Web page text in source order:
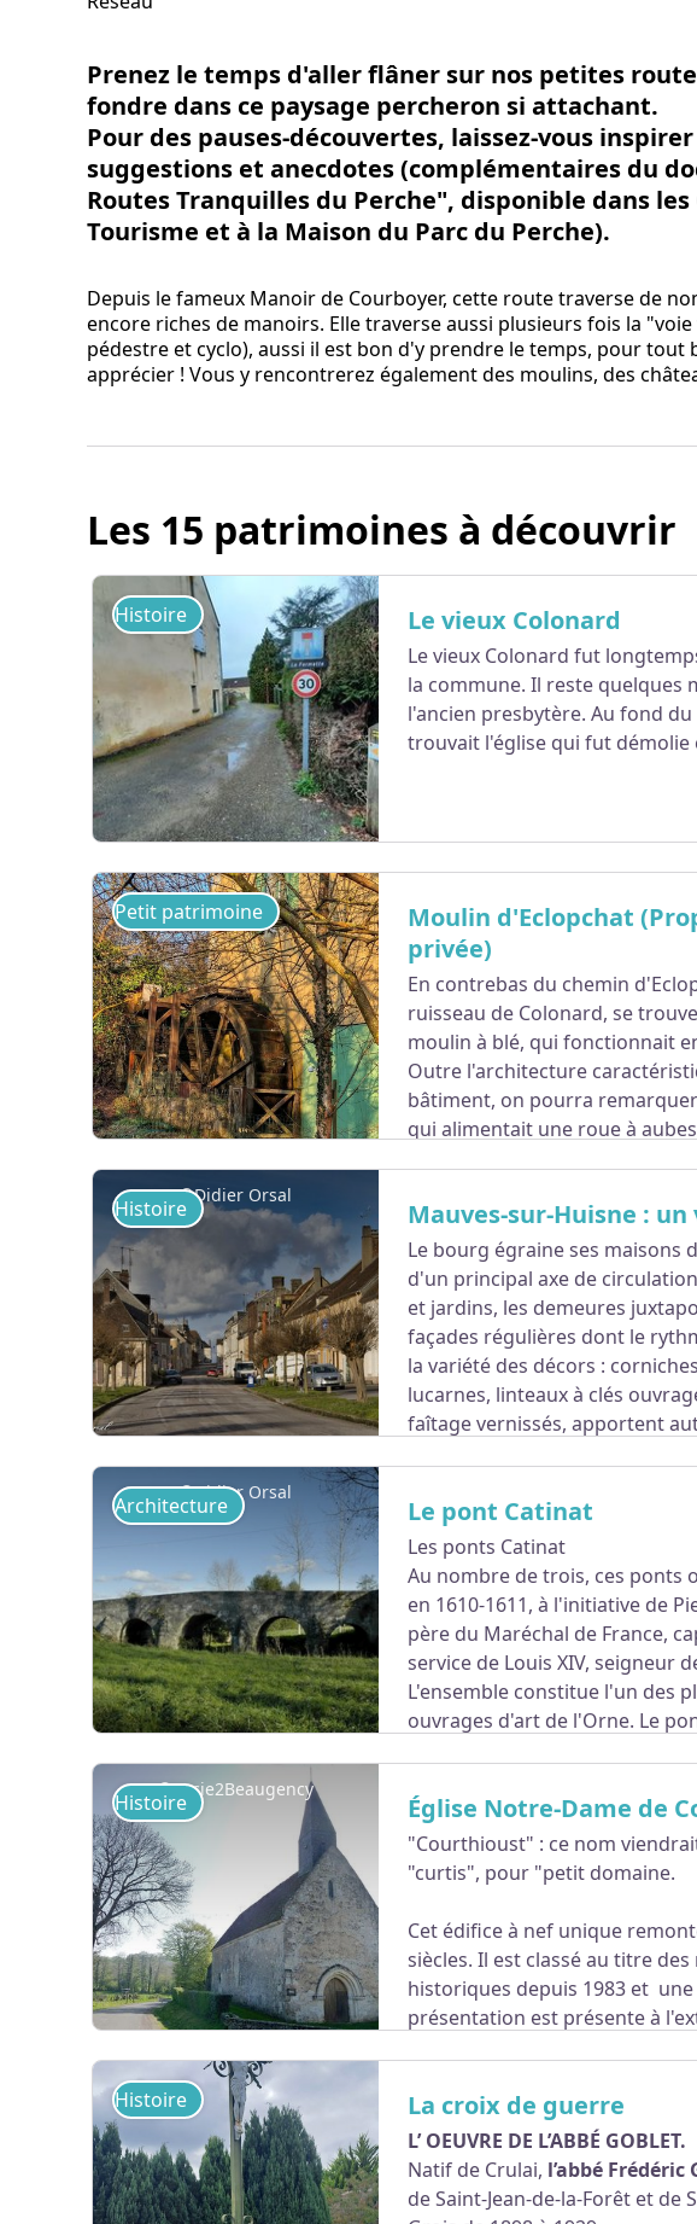
Prenez le temps d'aller flâner sur nos petites
fondre dans ce paysage percheron si attachant.
Pour des pauses-découvertes, laissez-vous
suggestions et anecdotes (complémentaires du
Routes Tranquilles du Perche", disponible dans les
Tourisme et à la Maison du Parc du Perche).
Depuis le fameux Manoir de Courboyer, cette route traverse de
encore riches de manoirs. Elle traverse aussi plusieurs fois la
pédestre et cyclo), aussi il est bon d'y prendre le temps, pour tout
apprécier ! Vous y rencontrerez également des moulins, des
Les 15 patrimoines à découvrir
Voir l'image en plein écran
Histoire Le vieux Colonard
Le vieux Colonard fut
la commune. Il reste quelques
l'ancien presbytère. Au fond
trouvait l'église qui fut démolie
Voir l'image en plein écran
Petit patrimoine
Moulin d'Eclopchat
privée)
En contrebas du chemin
ruisseau de Colonard, se
moulin à blé, qui fonctionnait
Outre l'architecture
bâtiment, on pourra
qui alimentait une roue à
Propriété privée : s'observe depuis la voie publique.
©Didier Orsal
Voir l'image en plein écran
Histoire Mauves-sur-Huisne :
Le bourg égraine ses maisons
d'un principal axe de
et jardins, les demeures
façades régulières dont le
la variété des décors :
lucarnes, linteaux à clés
faîtage vernissés, apportent
Inventaire du patrimoine bâti de la commune disponible
©Didier Orsal
Voir l'image en plein écran
Architecture Le pont Catinat
Les ponts Catinat
Au nombre de trois, ces ponts
en 1610-1611, à l'initiative de
père du Maréchal de France,
service de Louis XIV, seigneur
L'ensemble constitue l'un des
ouvrages d'art de l'Orne. Le
deux parapets, repose sur des piles protégées par des becs
©Lucie2Beaugency
Voir l'image en plein écran
Histoire Église Notre-Dame de
"Courthioust" : ce nom
"curtis", pour "petit domaine.
Cet édifice à nef unique
siècles. Il est classé au titre
historiques depuis 1983 et
présentation est présente à
A la belle saison, cette église est souvent ouverte à la visite.
L'OT de Coeur du Perche a réalisé un document de visite
Histoire La croix de guerre
L’ OEUVRE DE L’ABBÉ GOBLET.
Natif de Crulai, l’abbé Frédéric
de Saint-Jean-de-la-Forêt et de